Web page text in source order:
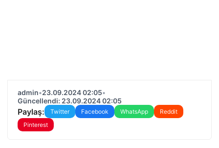
admin•23.09.2024 02:05•
Güncellendi: 23.09.2024 02:05
Paylaş: Twitter Facebook WhatsApp
Reddit
Pinterest